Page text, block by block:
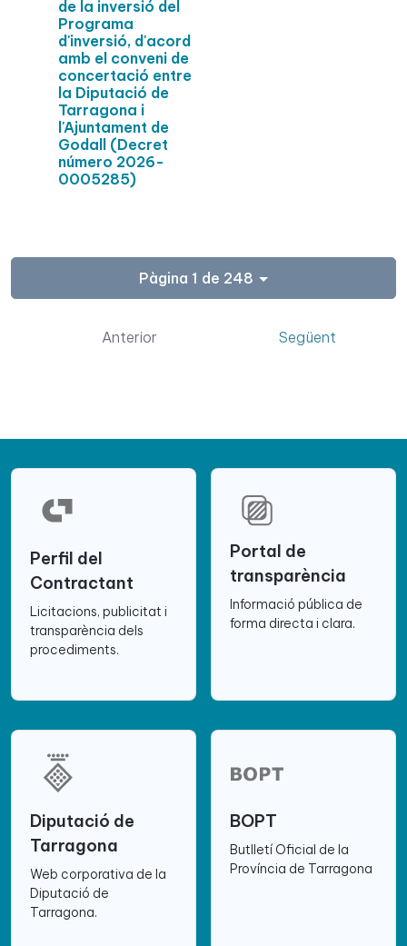
de la inversió del
Programa
d'inversió, d'acord
amb el conveni de
concertació entre
la Diputació de
Tarragona i
l'Ajuntament de
Godall (Decret
número 2026-
0005285)
Pàgina 1 de 248
Anterior Següent
Perfil del
Contractant
Licitacions, publicitat i
transparència dels
procediments.
Portal de
transparència
Informació pública de
forma directa i clara.
Diputació de
Tarragona
Web corporativa de la
Diputació de
Tarragona.
BOPT
Butlletí Oficial de la
Província de Tarragona